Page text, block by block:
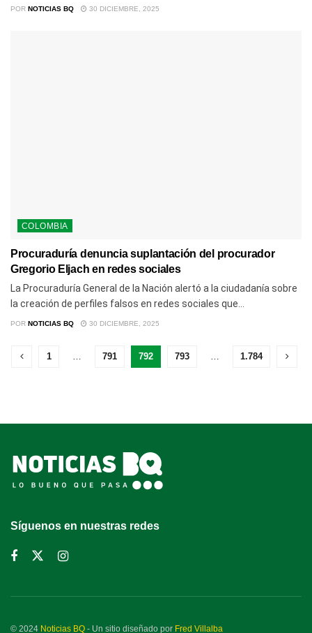
POR NOTICIAS BQ 30 DICIEMBRE, 2025
COLOMBIA
Procuraduría denuncia suplantación del procurador
Gregorio Eljach en redes sociales
La Procuraduría General de la Nación alertó a la ciudadanía sobre
la creación de perfiles falsos en redes sociales que...
POR NOTICIAS BQ 30 DICIEMBRE, 2025
1 791 792 793 1.784
Síguenos en nuestras redes
© 2024 Noticias BQ - Un sitio diseñado por Fred Villalba